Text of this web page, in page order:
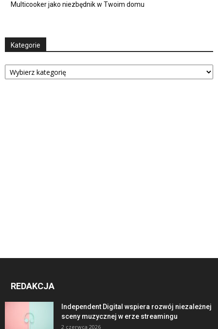
Multicooker jako niezbędnik w Twoim domu
Kategorie
Kategorie
REDAKCJA
Independent Digital wspiera rozwój niezależnej
sceny muzycznej w erze streamingu
2 czerwca 2026